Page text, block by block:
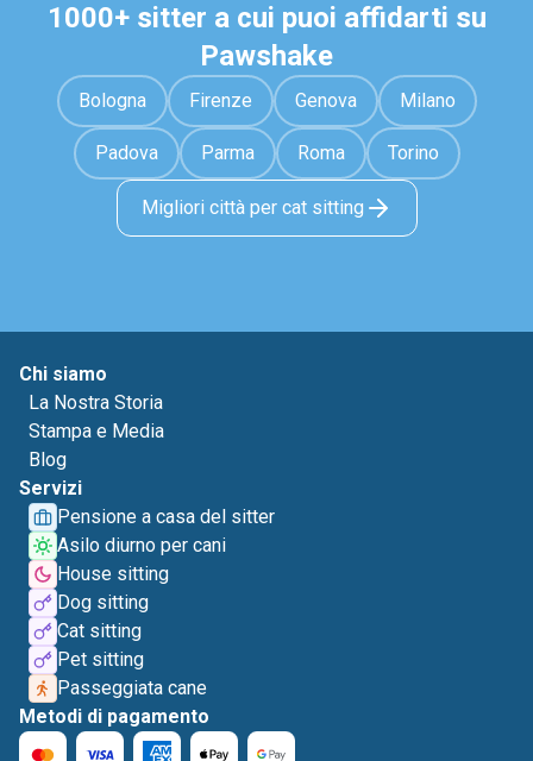
1000+ sitter a cui puoi affidarti su
Pawshake
Bologna Firenze Genova Milano
Padova Parma Roma Torino
Migliori città per cat sitting
Chi siamo
La Nostra Storia
Stampa e Media
Blog
Servizi
Pensione a casa del sitter
Asilo diurno per cani
House sitting
Dog sitting
Cat sitting
Pet sitting
Passeggiata cane
Metodi di pagamento